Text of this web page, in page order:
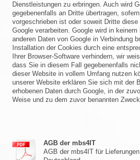
Dienstleistungen zu erbringen. Auch wird
gegebenenfalls an Dritte übertragen,
vorgeschrieben ist oder soweit Dritte
Google verarbeiten. Google wird in
anderen Daten von Google in Verbindung
Installation der Cookies durch eine
Ihrer Browser-Software verhindern, wir
dass Sie in diesem Fall gegebenenfalls
dieser Website in vollem Umfang nutzen
unserer Website erklären Sie sich mit der
erhobenen Daten durch Google, in der
Weise und zu dem zuvor benannten
AGB der mbs4IT
AGB der mbs4IT für